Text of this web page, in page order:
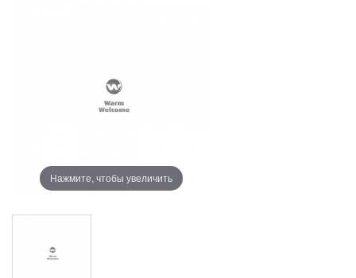
Нажмите, чтобы увеличить